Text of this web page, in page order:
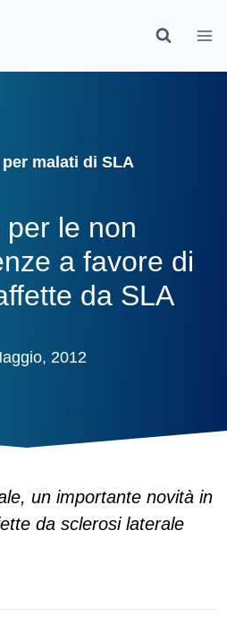
malati di SLA
per le non
a favore di
da SLA
2012
un importante novità in
da sclerosi laterale